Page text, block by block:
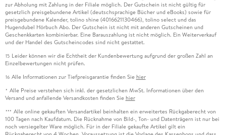
zur Abholung mit Zahlung in der Filiale möglich. Der Gutschein ist nicht gültig für
gesetzlich preisgebundene Artikel (deutschsprachige Bücher und eBooks) sowie für
preisgebundene Kalender, tolino shine (4016621130466), tolino select und das
Hugendubel Hörbuch Abo. Der Gutschein ist nicht mit anderen Gutscheinen und
Geschenkkarten kombinierbar. Eine Barauszahlung ist nicht möglich. Ein Weiterverkauf
und der Handel des Gutscheincodes sind nicht gestattet.
15 Leider können wir die Echtheit der Kundenbewertung aufgrund der großen Zahl an
Einzelbewertungen nicht prüfen.
16 Alle Informationen zur Tiefpreisgarantie finden Sie hier
* Alle Preise verstehen sich inkl. der gesetzlichen MwSt. Informationen über den
Versand und anfallende Versandkosten finden Sie hier
*** Alle online gekauften Versandartikel beinhalten ein erweitertes Rückgaberecht von
100 Tagen nach Kaufdatum. Die Rücknahme von Bild-, Ton- und Datenträgern ist nur bei
noch versiegelter Ware möglich. Für in der Filiale gekaufte Artikel gilt ein